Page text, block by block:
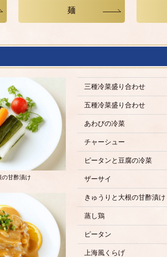
麺
の甘酢漬け
三種冷菜盛り合わせ
五種冷菜盛り合わせ
あわびの冷菜
チャーシュー
ピータンと豆腐の冷菜
ザーサイ
きゅうりと大根の甘酢漬け
蒸し鶏
ピータン
上海風くらげ